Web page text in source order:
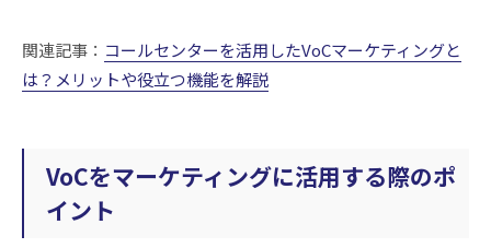
関連記事： コールセンターを活用したVoCマーケティングと
は？メリットや役立つ機能を解説
VoCをマーケティングに活用する際のポ
イント